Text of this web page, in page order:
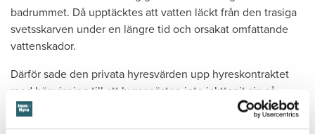
badrummet. Då upptäcktes att vatten läckt från den trasiga
svetsskarven under en längre tid och orsakat omfattande
vattenskador.
Därför sade den privata hyresvärden upp hyreskontraktet
med hänvisning till att hyresgästen inte iakttagit sin så
kallade vårdplikt (se faktaruta). Eftersom han inte gick med
på att flytta fick hyresnämnden i Malmö pröva